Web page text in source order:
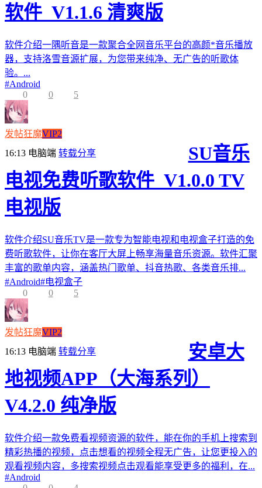
软件_V1.1.6 清爽版
软件介绍一隅听音是一款聚合全网音乐平台的高颜*音乐播放
器，支持洛雪音源扩展，为您带来纯净、无广告的听歌体
验。...
#Android
0
0 5
发帖狂魔VIP2
16:13 电脑端 转载分享
SU音乐
电视免费听歌软件_V1.0.0 TV
电视版
软件介绍SU音乐TV是一款专为智能电视和电视盒子打造的免
费听歌软件，让你在客厅大屏上畅享海量音乐资源。软件汇聚
丰富的歌单内容，涵盖热门歌单、抖音热歌、各类音乐排...
#Android#电视盒子
0
0 5
发帖狂魔VIP2
16:13 电脑端 转载分享
安卓大
地视频APP（大海系列）
V4.2.0 纯净版
软件介绍一款免费看视频资源的软件，能在你的手机上搜索到
精彩热播的视频，点击想看的视频全程无广告，让您更投入的
观看视频内容，多搜索视频点击观看能享受更多的福利，在...
#Android